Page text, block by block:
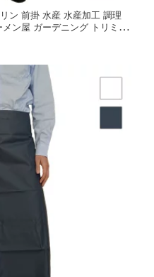
ン 前掛 水産 水産加工 調理
ン屋 ガーデニング トリミン
業務用 防水エプロン 介護
ぱ日和